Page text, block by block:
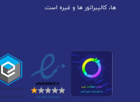
ها، کالیبراتور ها و غیره است.